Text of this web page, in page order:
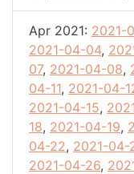
Apr 2021: 2021-
2021-04-04,
07, 2021-04-08,
04-11, 2021-04-
2021-04-15,
18, 2021-04-19,
04-22, 2021-04-
2021-04-26,